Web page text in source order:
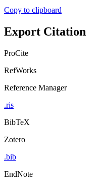
Copy to clipboard
Export Citation
ProCite
RefWorks
Reference Manager
.ris
BibTeX
Zotero
.bib
EndNote